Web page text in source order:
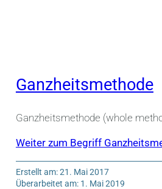
Ganzheitsmethode
Ganzheitsmethode (whole
Weiter zum Begriff
Erstellt am: 21. Mai 2017
Überarbeitet am: 1. Mai 2019